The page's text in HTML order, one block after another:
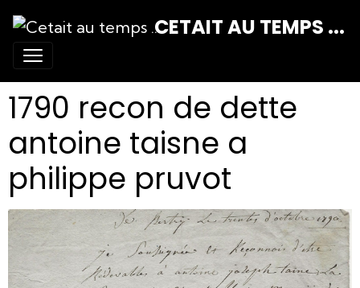
CETAIT AU TEMPS ...
1790 recon de dette
antoine taisne a
philippe pruvot